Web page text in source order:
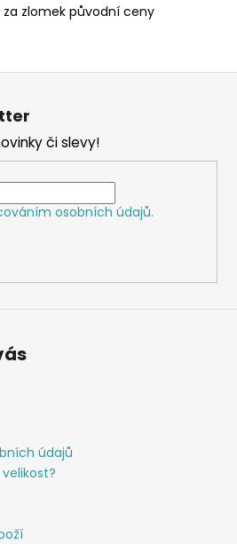
zlomek původní ceny
či slevy!
osobních údajů.
údajů